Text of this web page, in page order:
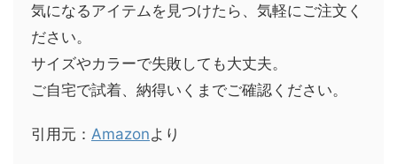
気になるアイテムを見つけたら、気軽にご注文く
ださい。
サイズやカラーで失敗しても大丈夫。
ご自宅で試着、納得いくまでご確認ください。
引用元： Amazonより